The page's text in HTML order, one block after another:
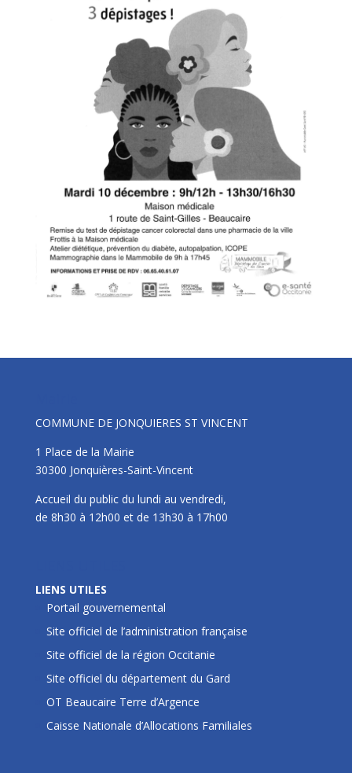
COMMUNE DE JONQUIERES ST VINCENT
1 Place de la Mairie
30300 Jonquières-Saint-Vincent
Accueil du public du lundi au vendredi,
de 8h30 à 12h00 et de 13h30 à 17h00
LIENS UTILES
Portail gouvernemental
Site officiel de l’administration française
Site officiel de la région Occitanie
Site officiel du département du Gard
OT Beaucaire Terre d’Argence
Caisse Nationale d’Allocations Familiales